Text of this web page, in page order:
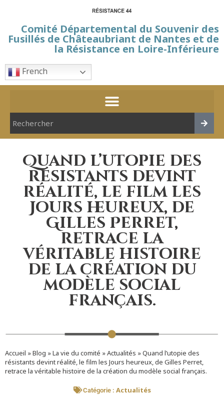
Comité Départemental du Souvenir des
Fusillés de Châteaubriant de Nantes et de
la Résistance en Loire-Inférieure
French
Quand l’utopie des
résistants devint
réalité, le film les
Jours heureux, de
Gilles Perret,
retrace la
véritable histoire
de la création du
modèle social
français.
Accueil »Blog »La vie du comité »Actualités »Quand l’utopie des
résistants devint réalité, le film les Jours heureux, de Gilles Perret,
retrace la véritable histoire de la création du modèle social français.
Catégorie : Actualités